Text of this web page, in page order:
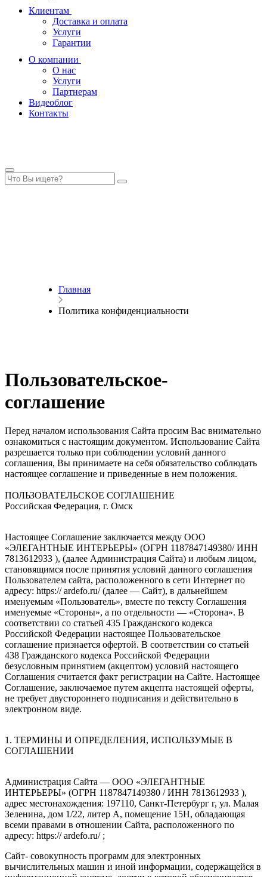
Клиентам
Доставка и оплата
Услуги
Гарантии
О компании
О нас
Услуги
Партнерам
Видеоблог
Контакты
Главная
Политика конфиденциальности
Пользовательское-
соглашение
Перед началом использования Сайта просим Вас внимательно
ознакомиться с настоящим документом. Использование Сайта
разрешается только при соблюдении условий данного
соглашения, Вы принимаете на себя обязательство соблюдать
настоящее соглашение и приведенные в нем положения.
ПОЛЬЗОВАТЕЛЬСКОЕ СОГЛАШЕНИЕ
Российская Федерация, г. Омск
Настоящее Соглашение заключается между ООО
«ЭЛЕГАНТНЫЕ ИНТЕРЬЕРЫ» (ОГРН 1187847149380/ ИНН
7813612933 ), (далее Администрация Сайта) и любым лицом,
становящимся после принятия условий данного соглашения
Пользователем сайта, расположенного в сети Интернет по
адресу: https:// ardefo.ru/ (далее — Сайт), в дальнейшем
именуемым «Пользователь», вместе по тексту Соглашения
именуемые «Стороны», а по отдельности — «Сторона». В
соответствии со статьей 435 Гражданского кодекса
Российской Федерации настоящее Пользовательское
соглашение признается офертой. В соответствии со статьей
438 Гражданского кодекса Российской Федерации
безусловным принятием (акцептом) условий настоящего
Соглашения считается факт регистрации на Сайте. Настоящее
Соглашение, заключаемое путем акцепта настоящей оферты,
не требует двустороннего подписания и действительно в
электронном виде.
1. ТЕРМИНЫ И ОПРЕДЕЛЕНИЯ, ИСПОЛЬЗУМЫЕ В
СОГЛАШЕНИИ
Администрация Сайта — ООО «ЭЛЕГАНТНЫЕ
ИНТЕРЬЕРЫ» (ОГРН 1187847149380 / ИНН 7813612933 ),
адрес местонахождения: 197110, Санкт-Петербург г, ул. Малая
Зеленина, дом 1/22, литер А, помещение 15Н, обладающая
всеми правами в отношении Сайта, расположенного по
адресу: https:// ardefo.ru/ ;
Сайт- совокупность программ для электронных
вычислительных машин и иной информации, содержащейся в